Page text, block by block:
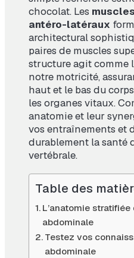
chocolat. Les
antéro-latéraux
architectural
paires de muscles
structure agit comme
notre motricité,
haut et le bas du
les organes vitaux.
anatomie et leur
vos entraînements et
durablement la santé
vertébrale.
Table des
L’anatomie stratifiée
abdominale
Testez vos
abdominale